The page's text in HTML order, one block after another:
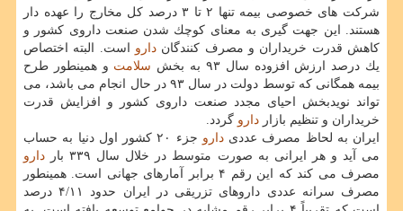
شركت های خصوصی بیمه تنها ۲ تا ۳ درصد كل مخارج را عهده دار
هستند. این جهت گیری به معنای كوچك شدن صنعت داروی كشور و
كاهش قدرت خریداران و مصرف كنندگان دارو است. البته اختصاص
یك درصد ارزش افزوده سال ۹۳ به بخش
سلامت و همینطور طرح
بیمه همگانی كه توسط دولت در سال ۹۳ در حال انجام می باشد، می
تواند نویدبخش احیای مجدد صنعت داروی كشور و افزایش قدرت
خریداران و تنظیم بازار دارو گردد.
ایران به لحاظ مصرف عددیدارو
جزء ۲۰ كشور اول دنیا به حساب
می آید و هر ایرانی به صورت متوسط در خلال سال ۳۳۹ بار
دارو
مصرف می كند كه این رقم ۴ برابر آمارهای جهانی است. همینطور
مصرف سرانه عددی داروهای تزریقی در ایران حدود ۴/۱۱ درصد